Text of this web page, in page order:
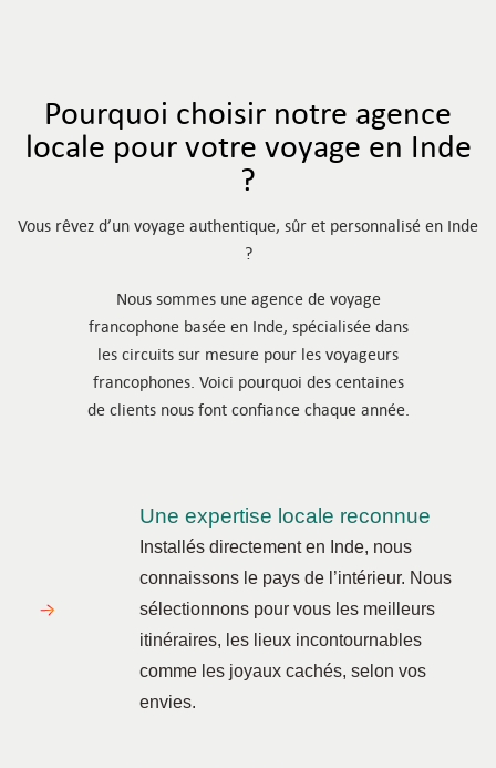
Pourquoi choisir notre agence
locale pour votre voyage en Inde
?
Vous rêvez d’un voyage authentique, sûr et personnalisé en Inde
?
Nous sommes une agence de voyage
francophone basée en Inde, spécialisée dans
les circuits sur mesure pour les voyageurs
francophones. Voici pourquoi des centaines
de clients nous font confiance chaque année.
Une expertise locale reconnue
Installés directement en Inde, nous
connaissons le pays de l’intérieur. Nous
sélectionnons pour vous les meilleurs
itinéraires, les lieux incontournables
comme les joyaux cachés, selon vos
envies.